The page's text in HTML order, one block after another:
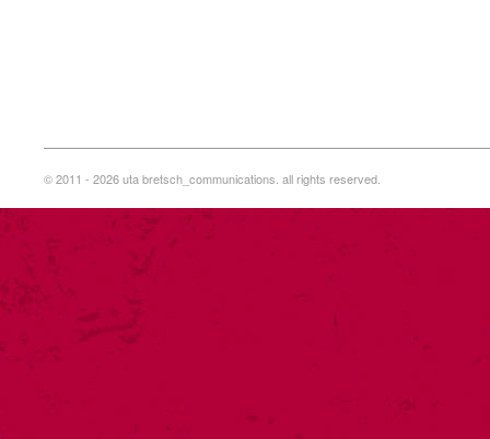
© 2011 - 2026 uta bretsch_communications. all rights reserved.